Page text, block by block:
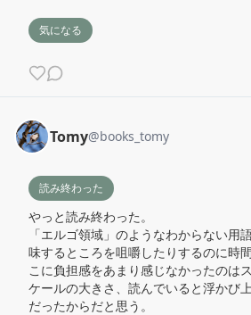
気になる
Tomy@books_tomy
読み終わった
やっと読み終わった。
「エルゴ領域」のようなわからない用
味するところを咀嚼したりするのに時
こに負担感をあまり感じなかったのは
ケールの大きさ、読んでいると浮かび
だったからだと思う。